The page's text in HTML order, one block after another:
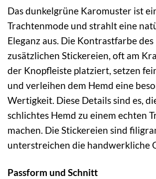
Das dunkelgrüne Karomuster ist
Trachtenmode und strahlt eine
Eleganz aus. Die Kontrastfarbe
zusätzlichen Stickereien, oft am
der Knopfleiste platziert, setzen
und verleihen dem Hemd eine
Wertigkeit. Diese Details sind es,
schlichtes Hemd zu einem echten
machen. Die Stickereien sind
unterstreichen die handwerkliche
Passform und Schnitt